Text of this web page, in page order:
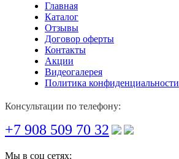
Главная
Каталог
Отзывы
Договор оферты
Контакты
Акции
Видеогалерея
Политика конфиденциальности
Консультации по телефону:
+7 908 509 70 32
Мы в соц сетях: